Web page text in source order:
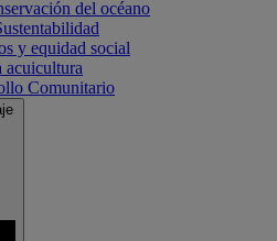
del océano
y equidad social
acuicultura
Comunitario